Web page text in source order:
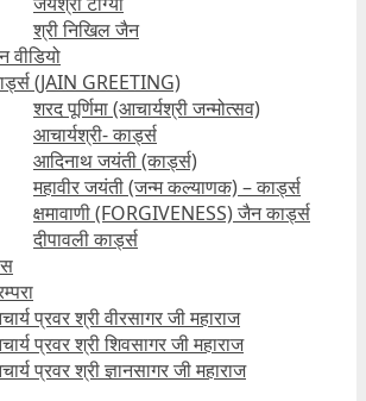
श्री निखिल जैन
वीडियो
(JAIN GREETING)
शरद पूर्णिमा (आचार्यश्री जन्मोत्सव)
आचार्यश्री- कार्ड्स
आदिनाथ जयंती (कार्ड्स)
महावीर जयंती (जन्म कल्याणक) – कार्ड्स
क्षमावाणी (FORGIVENESS) जैन कार्ड्स
दीपावली कार्ड्स
प्रवर श्री वीरसागर जी महाराज
प्रवर श्री शिवसागर जी महाराज
प्रवर श्री ज्ञानसागर जी महाराज